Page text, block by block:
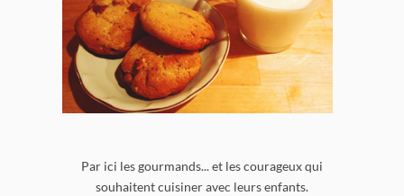
Par ici les gourmands... et les courageux qui
souhaitent cuisiner avec leurs enfants.